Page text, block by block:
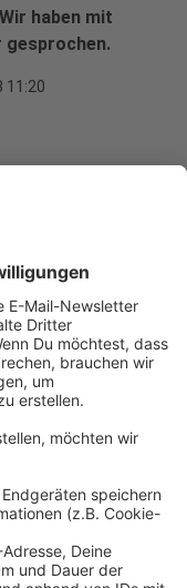
haben mit
gesprochen.
11:20
Strate
Tour im
die Proben vor
an. Das
neue Töne
Unterstützung
geholt. Das